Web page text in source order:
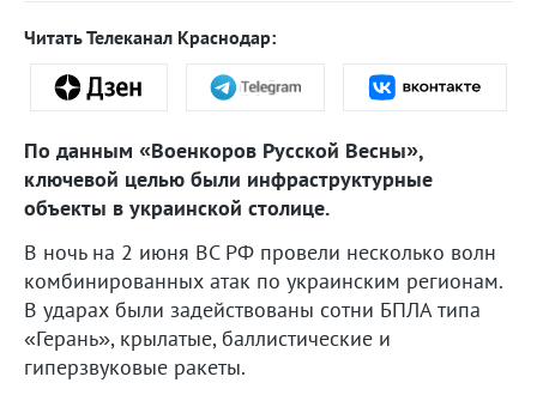
Читать Телеканал Краснодар:
По данным «Военкоров Русской Весны»,
ключевой целью были инфраструктурные
объекты в украинской столице.
В ночь на 2 июня ВС РФ провели несколько волн
комбинированных атак по украинским регионам.
В ударах были задействованы сотни БПЛА типа
«Герань», крылатые, баллистические и
гиперзвуковые ракеты.